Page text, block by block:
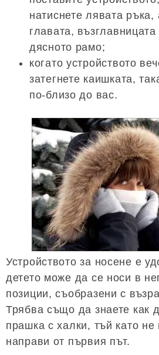
натиснете лявата ръка,
главата,
дясното рамо;
когато устройството
затегнете каишката,
по-близо до вас.
Устройството за носене е
детето може да се носи в
позиции, съобразени с
Трябва също да знаете как
прашка с халки, тъй като
направи от първия път.